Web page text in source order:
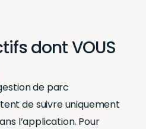
dont VOUS
de parc
de suivre uniquement
l’application. Pour